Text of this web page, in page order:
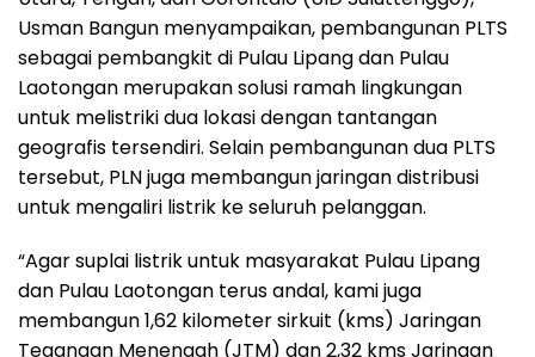
Usman Bangun menyampaikan, pembangunan PLTS
sebagai pembangkit di Pulau Lipang dan Pulau
Laotongan merupakan solusi ramah lingkungan
untuk melistriki dua lokasi dengan tantangan
geografis tersendiri. Selain pembangunan dua PLTS
tersebut, PLN juga membangun jaringan distribusi
untuk mengaliri listrik ke seluruh pelanggan.
“Agar suplai listrik untuk masyarakat Pulau Lipang
dan Pulau Laotongan terus andal, kami juga
membangun 1,62 kilometer sirkuit (kms) Jaringan
Tegangan Menengah (JTM) dan 2,32 kms Jaringan